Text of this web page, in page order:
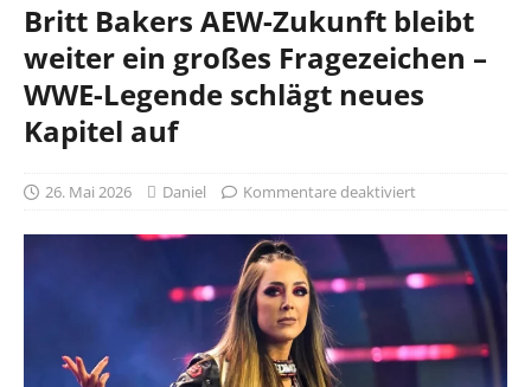
Britt Bakers AEW-Zukunft bleibt
weiter ein großes Fragezeichen –
WWE-Legende schlägt neues
Kapitel auf
26. Mai 2026 Daniel Kommentare deaktiviert